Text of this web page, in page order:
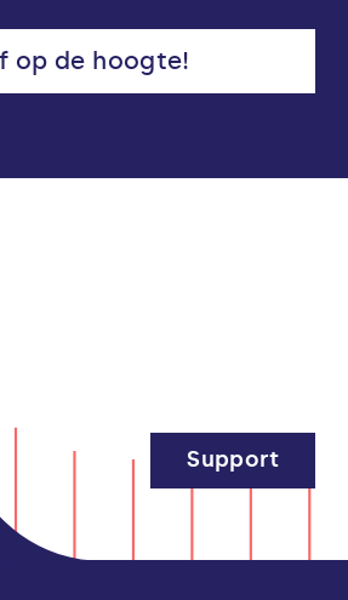
op de hoogte!
Support